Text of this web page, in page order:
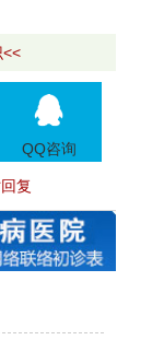
<<
QQ咨询
复